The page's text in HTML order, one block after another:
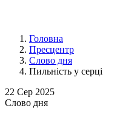
Головна
Пресцентр
Слово дня
Пильність у серці
22 Сер 2025
Слово дня